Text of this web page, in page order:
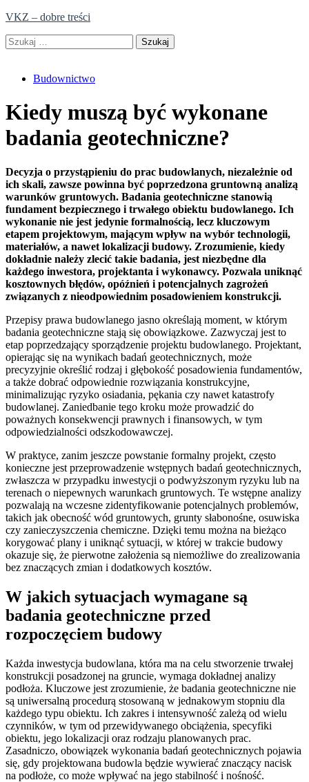
Skip
content
VKZ – dobre treści
Szukaj:
Budownictwo
Kiedy muszą być wykonane
badania geotechniczne?
Decyzja o przystąpieniu do prac budowlanych, niezależnie od
ich skali, zawsze powinna być poprzedzona gruntowną analizą
warunków gruntowych. Badania geotechniczne stanowią
fundament bezpiecznego i trwałego obiektu budowlanego. Ich
wykonanie nie jest jedynie formalnością, lecz kluczowym
etapem projektowym, mającym wpływ na wybór technologii,
materiałów, a nawet lokalizacji budowy. Zrozumienie, kiedy
dokładnie należy zlecić takie badania, jest niezbędne dla
każdego inwestora, projektanta i wykonawcy. Pozwala uniknąć
kosztownych błędów, opóźnień i potencjalnych zagrożeń
związanych z nieodpowiednim posadowieniem konstrukcji.
Przepisy prawa budowlanego jasno określają moment, w którym
badania geotechniczne stają się obowiązkowe. Zazwyczaj jest to
etap poprzedzający sporządzenie projektu budowlanego. Projektant,
opierając się na wynikach badań geotechnicznych, może
precyzyjnie określić rodzaj i głębokość posadowienia fundamentów,
a także dobrać odpowiednie rozwiązania konstrukcyjne,
minimalizując ryzyko osiadania, pękania czy nawet katastrofy
budowlanej. Zaniedbanie tego kroku może prowadzić do
poważnych konsekwencji prawnych i finansowych, w tym
odpowiedzialności odszkodowawczej.
W praktyce, zanim jeszcze powstanie formalny projekt, często
konieczne jest przeprowadzenie wstępnych badań geotechnicznych,
zwłaszcza w przypadku inwestycji o podwyższonym ryzyku lub na
terenach o niepewnych warunkach gruntowych. Te wstępne analizy
pozwalają na wczesne zidentyfikowanie potencjalnych problemów,
takich jak obecność wód gruntowych, grunty słabonośne, osuwiska
czy zanieczyszczenia chemiczne. Dzięki temu można na bieżąco
korygować plany i uniknąć sytuacji, w której w trakcie budowy
okazuje się, że pierwotne założenia są niemożliwe do zrealizowania
bez znaczących zmian i dodatkowych kosztów.
W jakich sytuacjach wymagane są
badania geotechniczne przed
rozpoczęciem budowy
Każda inwestycja budowlana, która ma na celu stworzenie trwałej
konstrukcji posadzonej na gruncie, wymaga dokładnej analizy
podłoża. Kluczowe jest zrozumienie, że badania geotechniczne nie
są uniwersalną procedurą stosowaną w jednakowym stopniu dla
każdego typu obiektu. Ich zakres i intensywność zależą od wielu
czynników, w tym od przewidywanego obciążenia, specyfiki
obiektu, jego lokalizacji oraz rodzaju planowanych prac.
Zasadniczo, obowiązek wykonania badań geotechnicznych pojawia
się, gdy projektowana budowla będzie wywierać znaczący nacisk
na podłoże, co może wpływać na jego stabilność i nośność.